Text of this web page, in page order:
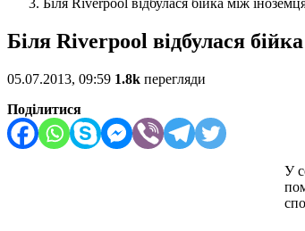
Біля Riverpool відбулася бійка між
Біля Riverpool відбулася
05.07.2013, 09:59 1.8k перегляди
Поділитися
У